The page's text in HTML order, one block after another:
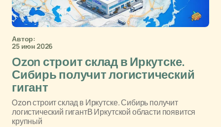
Автор:
25 июн 2026
Ozon строит склад в Иркутске.
Сибирь получит логистический
гигант
Ozon строит склад в Иркутске. Сибирь получит
логистический гигантВ Иркутской области появится
крупный